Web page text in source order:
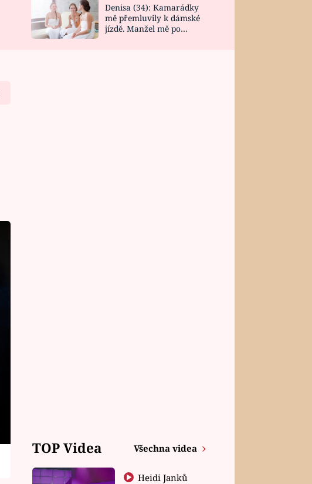
DESIGN
Denisa (34): Kamarádky
mě přemluvily k dámské
jízdě. Manžel mě po
TOP Videa Všechna videa
Heidi Janků